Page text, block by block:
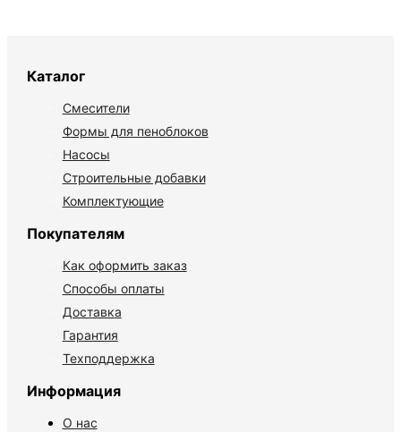
Каталог
Смесители
Формы для пеноблоков
Насосы
Строительные добавки
Комплектующие
Покупателям
Как оформить заказ
Способы оплаты
Доставка
Гарантия
Техподдержка
Информация
О нас